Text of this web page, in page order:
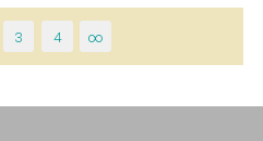
3 4 ∞